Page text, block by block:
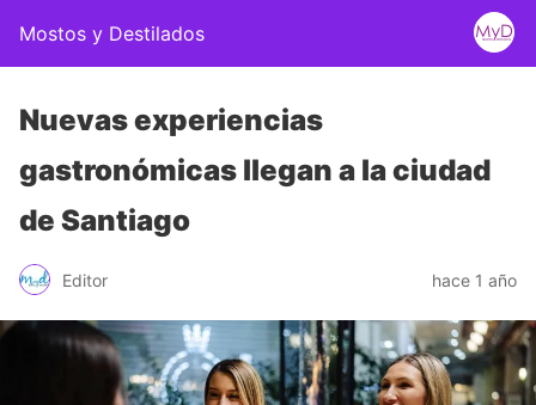
Mostos y Destilados
Nuevas experiencias
gastronómicas llegan a la ciudad
de Santiago
Editor hace 1 año